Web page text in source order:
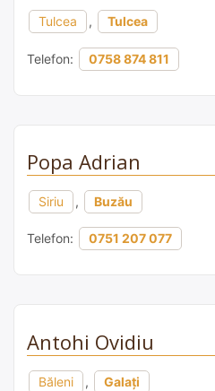
Tulcea , Tulcea
Telefon: 0758 874 811
Popa Adrian
Siriu , Buzău
Telefon: 0751 207 077
Antohi Ovidiu
Băleni , Galați